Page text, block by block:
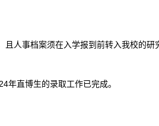
人事档案须在入学报到前转入我校的研
年直博生的录取工作已完成。